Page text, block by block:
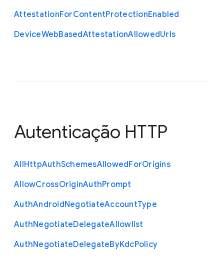
AttestationForContentProtectionEnabled
DeviceWebBasedAttestationAllowedUrls
Autenticação HTTP
AllHttpAuthSchemesAllowedForOrigins
AllowCrossOriginAuthPrompt
AuthAndroidNegotiateAccountType
AuthNegotiateDelegateAllowlist
AuthNegotiateDelegateByKdcPolicy